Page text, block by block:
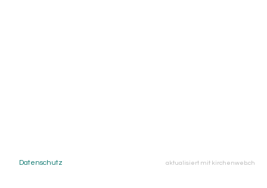
Datenschutz aktualisiert mit kirchenweb.ch